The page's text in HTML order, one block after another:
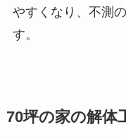
やすくなり、不測
す。
70坪の家の解体